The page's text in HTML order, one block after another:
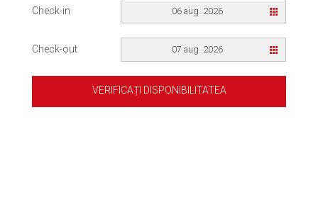
Check-in 06 aug. 2026
Check-out 07 aug. 2026
VERIFICAȚI DISPONIBILITATEA